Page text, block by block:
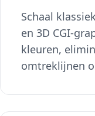
Schaal
en 3D CGI-
kleuren,
omtreklijnen